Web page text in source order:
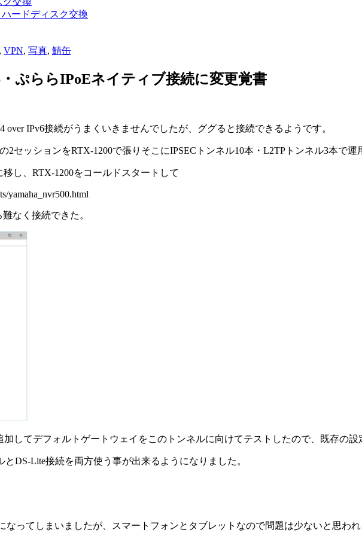
ハードディスク交換
, VPN, 写真, 鯖缶
ぷららIPoEネイティブ接続に変更覚書
over IPv6接続がうまくいきませんでしたが、ググると接続できるようです。
2セッションをRTX-1200で張りそこにIPSECトンネル10本・L2TPトンネル3本で運
し、RTX-1200をコールドスタートして
yamaha_nvr500.html
なく接続できた。
加してデフォルトゲートウェイをこのトンネルに向けてテストしたので、既存の
DS-Lite接続を両方使う事が出来るようになりました。
なってしまいましたが、スマートフォンとタブレットなので問題は少ないと思わ